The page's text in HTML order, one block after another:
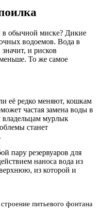
обычной миске? Дикие
водоемов. Вода в
и рисков
То же самое
её редко меняют, кошкам
частая замена воды в
владельцам мурлык
станет
пару резервуаров для
наноса вода из
из которой и
питьевого фонтана